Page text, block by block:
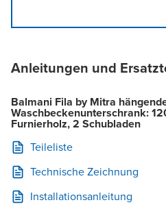
Anleitungen und
Balmani Fila by Mitra
Waschbeckenunterschrank:
Furnierholz, 2 Schubladen
Teileliste
Technische Zeichnung
Installationsanleitung